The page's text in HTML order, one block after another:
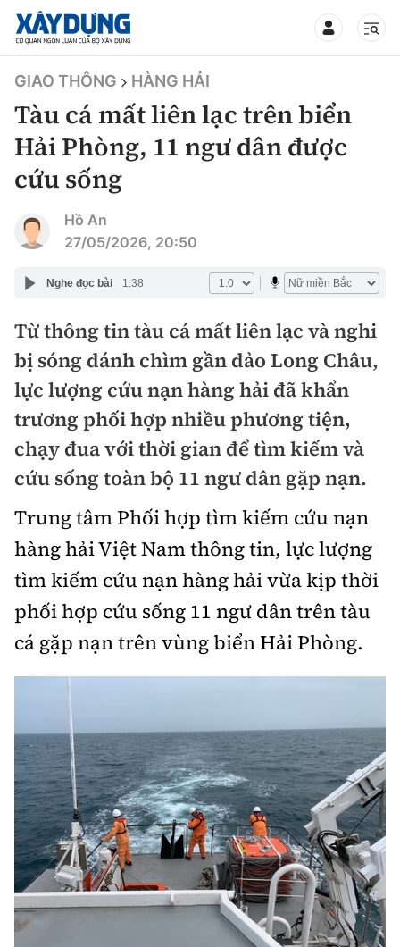
TIN BỘ XÂY DỰNG
CHUYÊN MỤC
Mới nhất
Thời sự
Chính trị
Xã hội
Chuyện dọc đường
Cải chính
Xây dựng
Chỉ đạo điều hành
Quy hoạch kiến trúc
Vật liệu xây dựng
Giám định chất lượng
Quản lý đô thị
Giao thông
Quản lý
Đường bộ
Hàng không
Đường sắt
Đăng kiểm
Đường sắt tốc độ cao
Hàng hải
Đường sắt đô thị
Nhà thầu
Mời thầu - Đấu thầu
Thi viết về GTVT
Kinh tế
Thị trường
Tài chính
Chứng khoán
Bảo hiểm
Pháp luật
Thanh tra
An ninh hình sự
Điều tra
Hỏi - Đáp
An toàn giao thông
Giao thông 24h
ATGT địa phương
Văn hóa giao thông
Chung tay vì ATGT
Gương sáng giao thông
Chất lượng sống
Giáo dục
Đời sống
Lao động - Công đoàn
Văn hóa - Giải Trí
Showbiz
Điện ảnh
Âm nhạc
Bóng đá
Bình luận
Hậu trường sao
360 độ thể thao
Công nghệ
Công nghệ mới
Sản phẩm mới
Tư vấn
Thế giới
Thời sự Quốc tế
Hồ sơ tài liệu
Đi ++
Du lịch
Video
GIAO THÔNG HÀNG HẢI
Tàu cá mất liên lạc trên biển
Hải Phòng, 11 ngư dân được
cứu sống
Hồ An
27/05/2026, 20:50
Nghe đọc bài 1:38
Từ thông tin tàu cá mất liên lạc và nghi
bị sóng đánh chìm gần đảo Long Châu,
lực lượng cứu nạn hàng hải đã khẩn
trương phối hợp nhiều phương tiện,
chạy đua với thời gian để tìm kiếm và
cứu sống toàn bộ 11 ngư dân gặp nạn.
Trung tâm Phối hợp tìm kiếm cứu nạn
hàng hải Việt Nam thông tin, lực lượng
tìm kiếm cứu nạn hàng hải vừa kịp thời
phối hợp cứu sống 11 ngư dân trên tàu
cá gặp nạn trên vùng biển Hải Phòng.